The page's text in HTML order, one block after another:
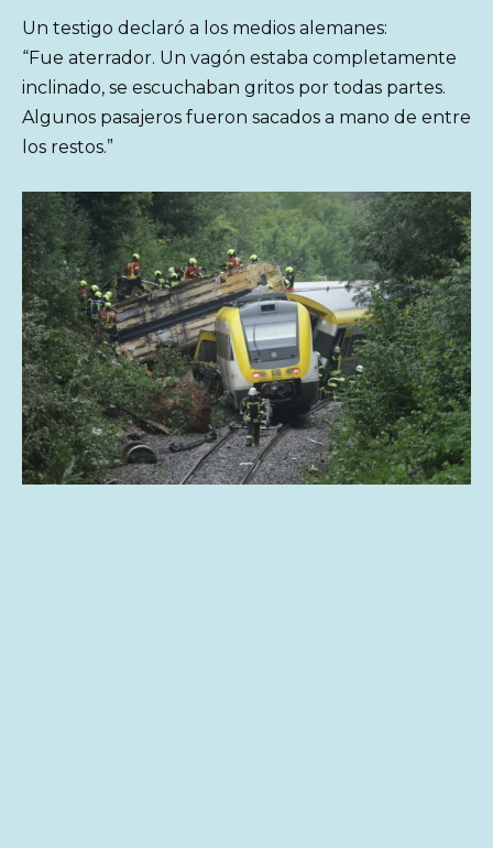
Un testigo declaró a los medios alemanes:
“Fue aterrador. Un vagón estaba completamente
inclinado, se escuchaban gritos por todas partes.
Algunos pasajeros fueron sacados a mano de entre
los restos.”